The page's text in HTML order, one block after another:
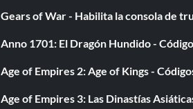
Gears of War - Habilita la consola de
Anno 1701: El Dragón Hundido -
Age of Empires 2: Age of Kings -
Age of Empires 3: Las Dinastías